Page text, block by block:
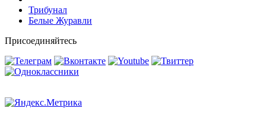
Трибунал
Белые Журавли
Присоединяйтесь